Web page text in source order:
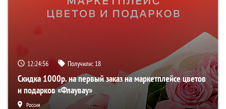
12:24:55 Получили: 18
Скидка 1000р. на первый заказ на маркетплейсе цветов
и подарков «Флаувау»
Россия